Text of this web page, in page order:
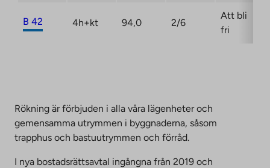
B 42 4h+kt 94,0 2/6
Att bli
fri
Rökning är förbjuden i alla våra lägenheter och
gemensamma utrymmen i byggnaderna, såsom
trapphus och bastuutrymmen och förråd.
I nya bostadsrättsavtal ingångna från 2019 och